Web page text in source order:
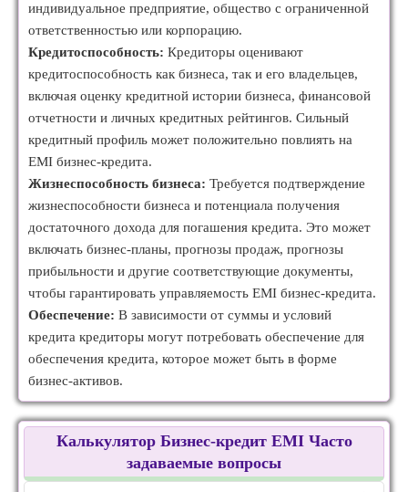
индивидуальное предприятие, общество с ограниченной
ответственностью или корпорацию.
Кредитоспособность: Кредиторы оценивают
кредитоспособность как бизнеса, так и его владельцев,
включая оценку кредитной истории бизнеса, финансовой
отчетности и личных кредитных рейтингов. Сильный
кредитный профиль может положительно повлиять на
EMI бизнес-кредита.
Жизнеспособность бизнеса: Требуется подтверждение
жизнеспособности бизнеса и потенциала получения
достаточного дохода для погашения кредита. Это может
включать бизнес-планы, прогнозы продаж, прогнозы
прибыльности и другие соответствующие документы,
чтобы гарантировать управляемость EMI бизнес-кредита.
Обеспечение: В зависимости от суммы и условий
кредита кредиторы могут потребовать обеспечение для
обеспечения кредита, которое может быть в форме
бизнес-активов.
Калькулятор Бизнес-кредит EMI Часто
задаваемые вопросы